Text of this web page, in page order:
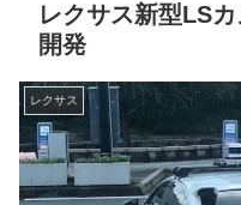
レクサス新型LS
開発
レクサス